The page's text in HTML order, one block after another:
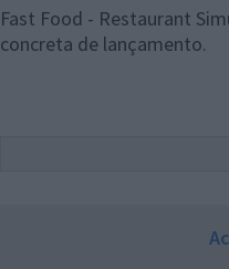
Fast Food - Restaurant
concreta de lançamento.